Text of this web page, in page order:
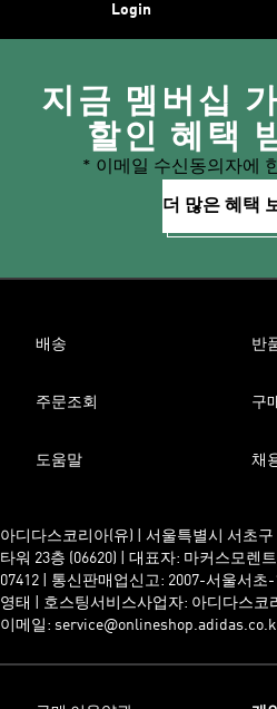
Login
지금 멤버십
할인 혜택
* 이메일 수신동의자에
더 많은 혜택
배송 반
주문조회 구
도움말 채
아디다스코리아(유) | 서울특별시 서초
타워 23층 (06620) | 대표자: 마커스모렌
07412 | 통신판매업신고: 2007-서울서
영태 | 호스팅서비스사업자: 아디다스코
이메일: